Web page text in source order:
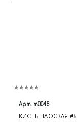
Арт. m0045
КИСТЬ ПЛОСКАЯ #6